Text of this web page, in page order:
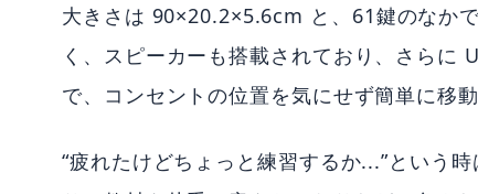
大きさは 90×20.2×5.6cm と、61鍵のなか
く、スピーカーも搭載されており、さらに
で、コンセントの位置を気にせず簡単に移
“疲れたけどちょっと練習するか...”という